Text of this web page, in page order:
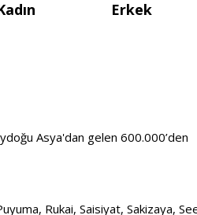
Erkek
Asya'dan gelen 600.000’den
Rukai, Saisiyat, Sakizaya,